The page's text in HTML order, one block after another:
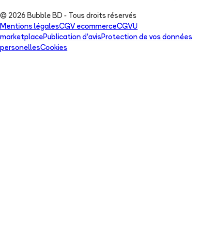
© 2026 Bubble BD - Tous droits réservés
Mentions légalesCGV ecommerceCGVU
marketplace Publication d'avis Protection de vos données
personellesCookies